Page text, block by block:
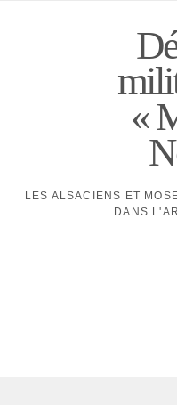
«
LES ALSACIENS ET
DANS